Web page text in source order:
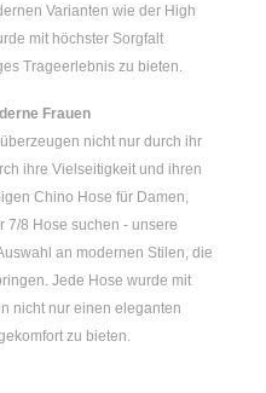
Varianten wie der High
mit höchster Sorgfalt
Trageerlebnis zu bieten.
Frauen
nicht nur durch ihr
ihre Vielseitigkeit und ihren
Chino Hose für Damen,
7/8 Hose suchen - unsere
an modernen Stilen, die
Jede Hose wurde mit
nicht nur einen eleganten
zu bieten.